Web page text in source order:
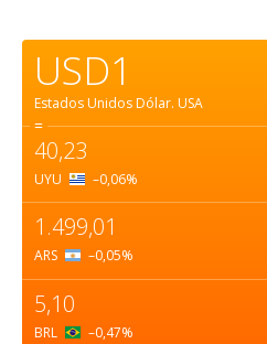
USD1
Estados Unidos Dólar. USA
=
40,23
UYU –0,06%
1.499,01
ARS –0,05%
5,10
BRL –0,47%